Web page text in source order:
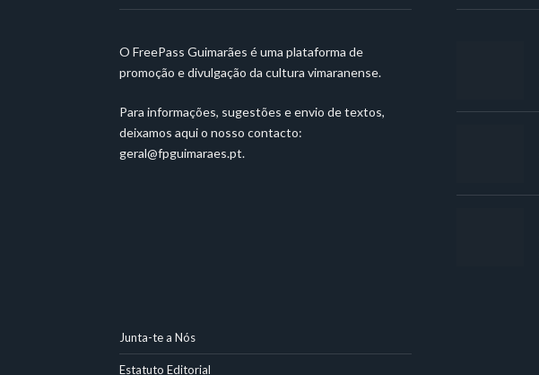
O FreePass Guimarães é uma plataforma de
promoção e divulgação da cultura vimaranense.
Para informações, sugestões e envio de textos,
deixamos aqui o nosso contacto:
geral@fpguimaraes.pt.
Junta-te a Nós
Estatuto Editorial